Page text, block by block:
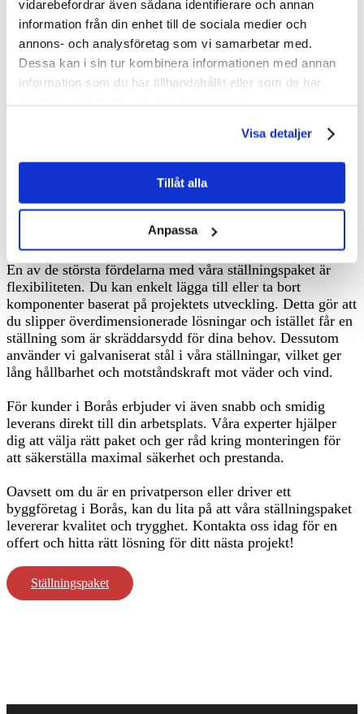
vidarebefordrar även sådana identifierare och annan
information från din enhet till de sociala medier och
annons- och analysföretag som vi samarbetar med.
Dessa kan i sin tur kombinera informationen med annan
information som du har tillhandahållit eller som de har
Visa detaljer
Tillåt alla
Anpassa
effektivitet. Ställningsdepån erbjuder anpassade
ställningspaket som är perfekta för allt från små
renoveringar till stora byggprojekt. Våra lösningar är
utformade för att passa lokala förhållanden i Borås,
inklusive det varierande vädret och de specifika krav som
Varje ställningspaket vi erbjuder innehåller allt du behöver
som ramar, plankor, räcken och stabiliserande delar, vilket
gör det enkelt att montera och demontera ställningen.
Oavsett om du arbetar på en villa, ett flerbostadshus eller
byggnadens höjd, bredd och komplexitet.
En av de största fördelarna med våra ställningspaket är
flexibiliteten. Du kan enkelt lägga till eller ta bort
komponenter baserat på projektets utveckling. Detta gör att
du slipper överdimensionerade lösningar och istället får en
ställning som är skräddarsydd för dina behov. Dessutom
använder vi galvaniserat stål i våra ställningar, vilket ger
lång hållbarhet och motståndskraft mot väder och vind.
För kunder i Borås erbjuder vi även snabb och smidig
leverans direkt till din arbetsplats. Våra experter hjälper
dig att välja rätt paket och ger råd kring monteringen för
att säkerställa maximal säkerhet och prestanda.
Oavsett om du är en privatperson eller driver ett
byggföretag i Borås, kan du lita på att våra ställningspaket
levererar kvalitet och trygghet. Kontakta oss idag för en
offert och hitta rätt lösning för ditt nästa projekt!
Ställningspaket